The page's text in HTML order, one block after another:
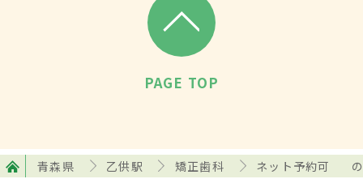
PAGE TOP
青森県 乙供駅 矯正歯科 ネット予約可